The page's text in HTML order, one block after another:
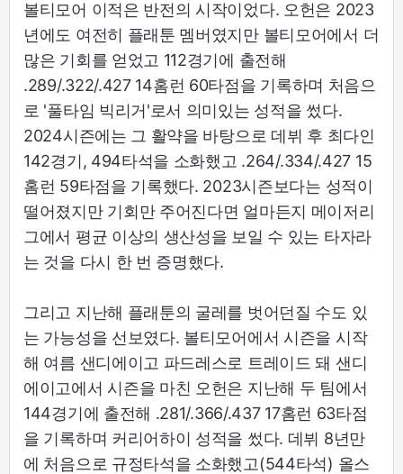
볼티모어 이적은 반전의 시작이었다. 오헌은 2023
년에도 여전히 플래툰 멤버였지만 볼티모어에서 더
많은 기회를 얻었고 112경기에 출전해
.289/.322/.427 14홈런 60타점을 기록하며 처음으
로 '풀타임 빅리거'로서 의미있는 성적을 썼다.
2024시즌에는 그 활약을 바탕으로 데뷔 후 최다인
142경기, 494타석을 소화했고 .264/.334/.427 15
홈런 59타점을 기록했다. 2023시즌보다는 성적이
떨어졌지만 기회만 주어진다면 얼마든지 메이저리
그에서 평균 이상의 생산성을 보일 수 있는 타자라
는 것을 다시 한 번 증명했다.
그리고 지난해 플래툰의 굴레를 벗어던질 수도 있
는 가능성을 선보였다. 볼티모어에서 시즌을 시작
해 여름 샌디에이고 파드레스로 트레이드 돼 샌디
에이고에서 시즌을 마친 오헌은 지난해 두 팀에서
144경기에 출전해 .281/.366/.437 17홈런 63타점
을 기록하며 커리어하이 성적을 썼다. 데뷔 8년만
에 처음으로 규정타석을 소화했고(544타석) 올스